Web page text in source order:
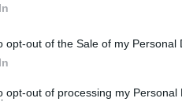
opt-out of the Sale of my Personal
opt-out of processing my Personal
χιλιάδες